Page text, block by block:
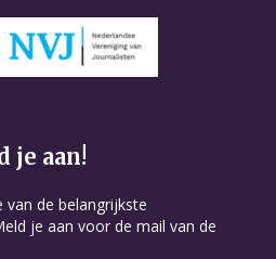
je aan!
de belangrijkste
je aan voor de mail van de